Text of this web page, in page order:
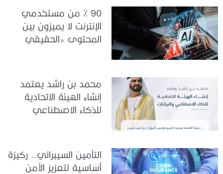
90 % من مستخدمي
الإنترنت لا يميزون بين
المحتوى «الحقيقي
محمد بن راشد يعتمد
إنشاء الهيئة الاتحادية
للذكاء الاصطناعي
التأمين السيبراني.. ركيزة
أساسية لتعزيز الأمن